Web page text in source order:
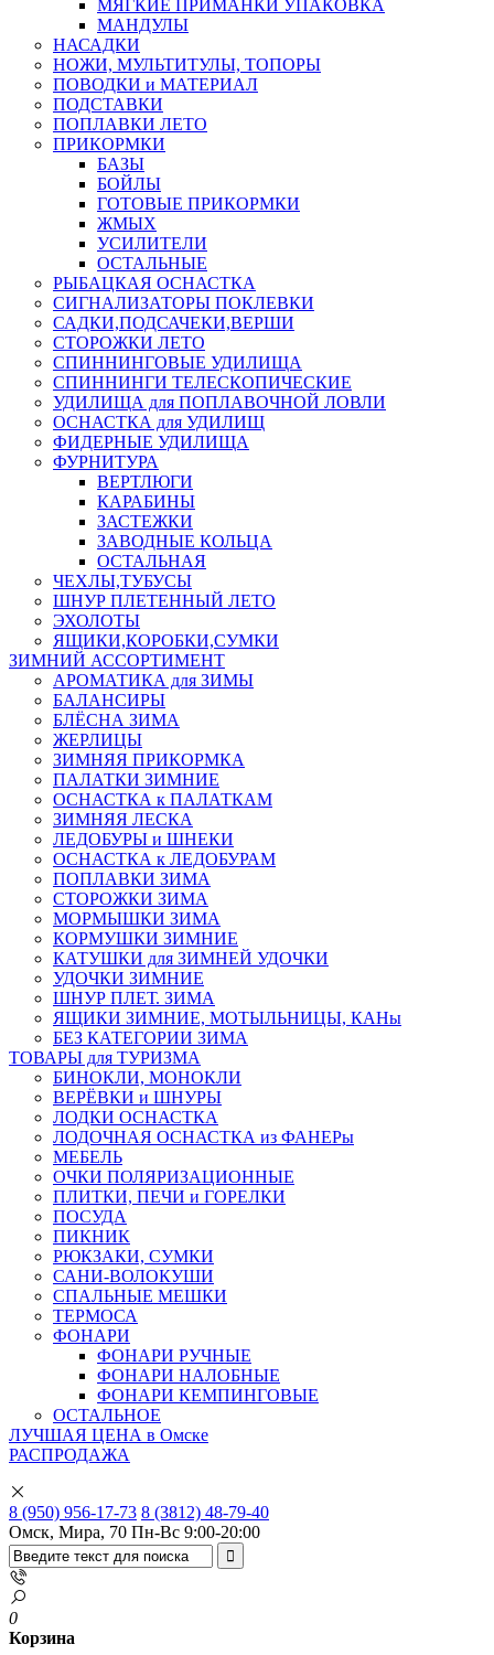
МЯГКИЕ ПРИМАНКИ УПАКОВКА
МАНДУЛЫ
НАСАДКИ
НОЖИ, МУЛЬТИТУЛЫ, ТОПОРЫ
ПОВОДКИ и МАТЕРИАЛ
ПОДСТАВКИ
ПОПЛАВКИ ЛЕТО
ПРИКОРМКИ
БАЗЫ
БОЙЛЫ
ГОТОВЫЕ ПРИКОРМКИ
ЖМЫХ
УСИЛИТЕЛИ
ОСТАЛЬНЫЕ
РЫБАЦКАЯ ОСНАСТКА
СИГНАЛИЗАТОРЫ ПОКЛЕВКИ
САДКИ,ПОДСАЧЕКИ,ВЕРШИ
СТОРОЖКИ ЛЕТО
СПИННИНГОВЫЕ УДИЛИЩА
СПИННИНГИ ТЕЛЕСКОПИЧЕСКИЕ
УДИЛИЩА для ПОПЛАВОЧНОЙ ЛОВЛИ
ОСНАСТКА для УДИЛИЩ
ФИДЕРНЫЕ УДИЛИЩА
ФУРНИТУРА
ВЕРТЛЮГИ
КАРАБИНЫ
ЗАСТЕЖКИ
ЗАВОДНЫЕ КОЛЬЦА
ОСТАЛЬНАЯ
ЧЕХЛЫ,ТУБУСЫ
ШНУР ПЛЕТЕННЫЙ ЛЕТО
ЭХОЛОТЫ
ЯЩИКИ,КОРОБКИ,СУМКИ
ЗИМНИЙ АССОРТИМЕНТ
АРОМАТИКА для ЗИМЫ
БАЛАНСИРЫ
БЛЁСНА ЗИМА
ЖЕРЛИЦЫ
ЗИМНЯЯ ПРИКОРМКА
ПАЛАТКИ ЗИМНИЕ
ОСНАСТКА к ПАЛАТКАМ
ЗИМНЯЯ ЛЕСКА
ЛЕДОБУРЫ и ШНЕКИ
ОСНАСТКА к ЛЕДОБУРАМ
ПОПЛАВКИ ЗИМА
СТОРОЖКИ ЗИМА
МОРМЫШКИ ЗИМА
КОРМУШКИ ЗИМНИЕ
КАТУШКИ для ЗИМНЕЙ УДОЧКИ
УДОЧКИ ЗИМНИЕ
ШНУР ПЛЕТ. ЗИМА
ЯЩИКИ ЗИМНИЕ, МОТЫЛЬНИЦЫ, КАНы
БЕЗ КАТЕГОРИИ ЗИМА
ТОВАРЫ для ТУРИЗМА
БИНОКЛИ, МОНОКЛИ
ВЕРЁВКИ и ШНУРЫ
ЛОДКИ ОСНАСТКА
ЛОДОЧНАЯ ОСНАСТКА из ФАНЕРы
МЕБЕЛЬ
ОЧКИ ПОЛЯРИЗАЦИОННЫЕ
ПЛИТКИ, ПЕЧИ и ГОРЕЛКИ
ПОСУДА
ПИКНИК
РЮКЗАКИ, СУМКИ
САНИ-ВОЛОКУШИ
СПАЛЬНЫЕ МЕШКИ
ТЕРМОСА
ФОНАРИ
ФОНАРИ РУЧНЫЕ
ФОНАРИ НАЛОБНЫЕ
ФОНАРИ КЕМПИНГОВЫЕ
ОСТАЛЬНОЕ
ЛУЧШАЯ ЦЕНА в Омске
РАСПРОДАЖА
8 (950) 956-17-73 8 (3812) 48-79-40
Омск, Мира, 70 Пн-Вс 9:00-20:00
0
Корзина